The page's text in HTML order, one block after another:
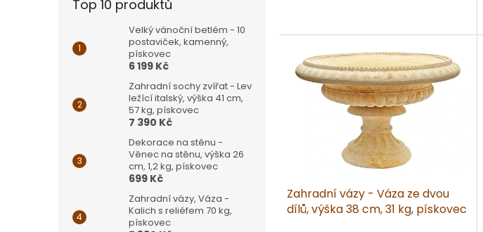
Top 10 produktů
Velký vánoční betlém - 10
postaviček, kamenný,
pískovec
6 199 Kč
Zahradní sochy zvířat - Lev
ležící italský, výška 41 cm,
57 kg, pískovec
7 390 Kč
Dekorace na stěnu -
Věnec na stěnu, výška 26
cm, 1,2 kg, pískovec
699 Kč
Zahradní vázy, Váza -
Kalich s reliéfem 70 kg,
pískovec
Zahradní vázy - Váza ze dvou
dílů, výška 38 cm, 31 kg, pískovec